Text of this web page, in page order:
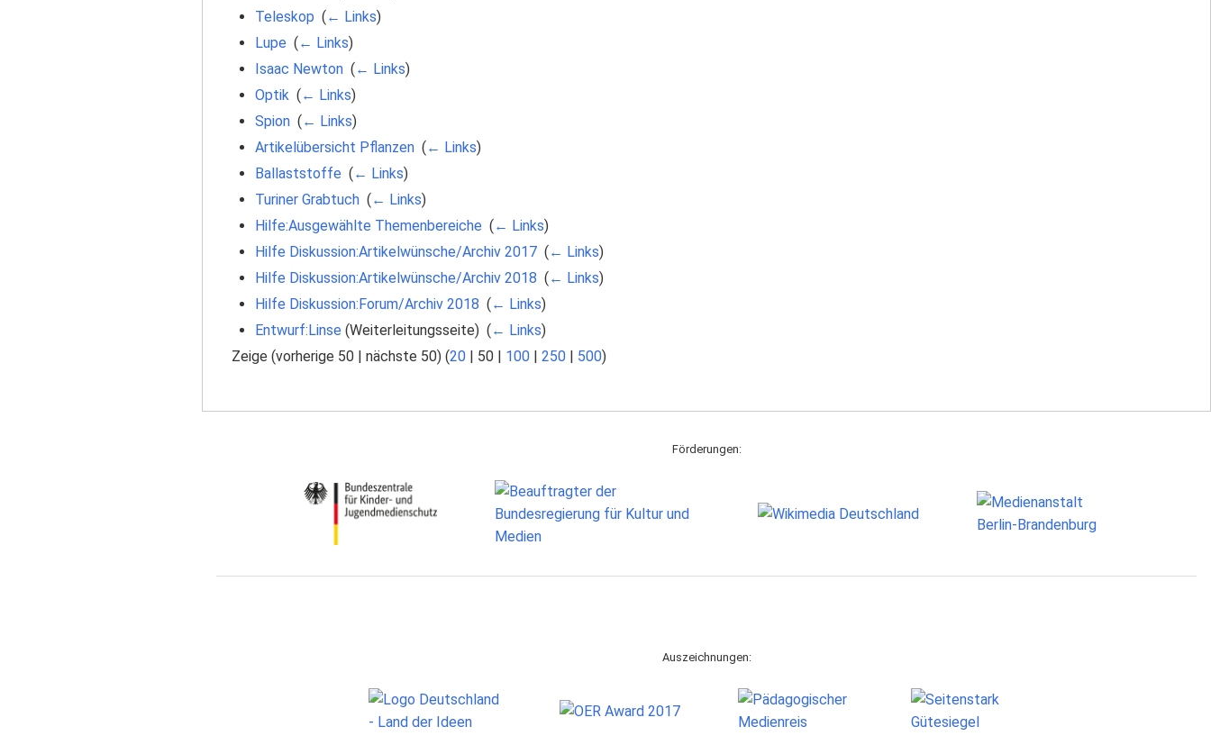
Teleskop (← Links)
Lupe (← Links)
Isaac Newton‎ (← Links)
Optik (← Links)
Spion‎ (← Links)
Artikelübersicht Pflanzen‎ (← Links)
Ballaststoffe (← Links)
Turiner Grabtuch‎ (← Links)
Hilfe:Ausgewählte Themenbereiche (← Links)
Hilfe Diskussion:Artikelwünsche/Archiv 2017‎ (← Links)
Hilfe Diskussion:Artikelwünsche/Archiv 2018 (← Links)
Hilfe Diskussion:Forum/Archiv 2018 (← Links)
Entwurf:Linse (Weiterleitungsseite) ‎ (← Links)
Zeige (vorherige 50 | nächste 50) (20 | 50 | 100 | 250 | 500)
Förderungen:
Auszeichnungen: